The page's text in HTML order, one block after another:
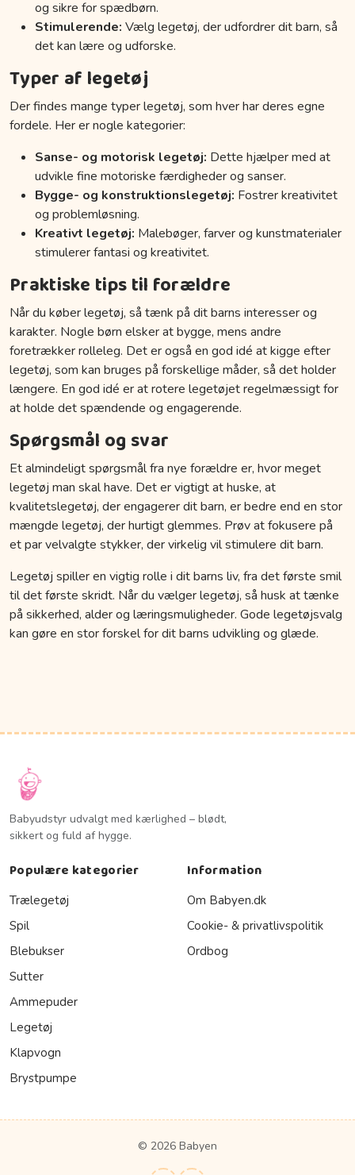
og sikre for spædbørn.
Stimulerende: Vælg legetøj, der udfordrer dit barn, så
det kan lære og udforske.
Typer af legetøj
Der findes mange typer legetøj, som hver har deres egne
fordele. Her er nogle kategorier:
Sanse- og motorisk legetøj: Dette hjælper med at
udvikle fine motoriske færdigheder og sanser.
Bygge- og konstruktionslegetøj: Fostrer kreativitet
og problemløsning.
Kreativt legetøj: Malebøger, farver og kunstmaterialer
stimulerer fantasi og kreativitet.
Praktiske tips til forældre
Når du køber legetøj, så tænk på dit barns interesser og
karakter. Nogle børn elsker at bygge, mens andre
foretrækker rolleleg. Det er også en god idé at kigge efter
legetøj, som kan bruges på forskellige måder, så det holder
længere. En god idé er at rotere legetøjet regelmæssigt for
at holde det spændende og engagerende.
Spørgsmål og svar
Et almindeligt spørgsmål fra nye forældre er, hvor meget
legetøj man skal have. Det er vigtigt at huske, at
kvalitetslegetøj, der engagerer dit barn, er bedre end en stor
mængde legetøj, der hurtigt glemmes. Prøv at fokusere på
et par velvalgte stykker, der virkelig vil stimulere dit barn.
Legetøj spiller en vigtig rolle i dit barns liv, fra det første smil
til det første skridt. Når du vælger legetøj, så husk at tænke
på sikkerhed, alder og læringsmuligheder. Gode legetøjsvalg
kan gøre en stor forskel for dit barns udvikling og glæde.
Babyudstyr udvalgt med kærlighed – blødt,
sikkert og fuld af hygge.
Populære kategorier
Trælegetøj
Spil
Blebukser
Sutter
Ammepuder
Legetøj
Klapvogn
Brystpumpe
Information
Om Babyen.dk
Cookie- & privatlivspolitik
Ordbog
© 2026 Babyen